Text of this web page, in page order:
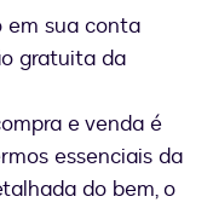
em sua conta
gratuita da
e venda é
essenciais da
do bem, o